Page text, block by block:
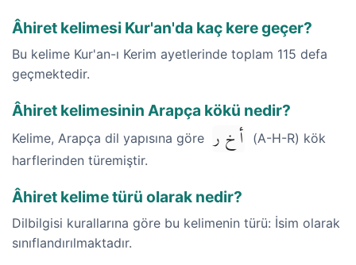
Âhiret kelimesi Kur'an'da kaç kere geçer?
Bu kelime Kur'an-ı Kerim ayetlerinde toplam 115 defa
geçmektedir.
Âhiret kelimesinin Arapça kökü nedir?
Kelime, Arapça dil yapısına göre أ خ ر
(A-H-R) kök
harflerinden türemiştir.
Âhiret kelime türü olarak nedir?
Dilbilgisi kurallarına göre bu kelimenin türü: İsim olarak
sınıflandırılmaktadır.